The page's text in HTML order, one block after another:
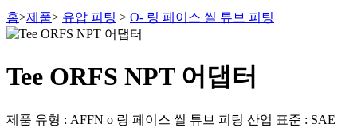
홈>제품> 유압 피팅 > O- 링 페이스 씰 튜브 피팅
Tee ORFS NPT 어댑터
제품 유형 : AFFN o 링 페이스 씰 튜브 피팅 산업 표준 : SAE